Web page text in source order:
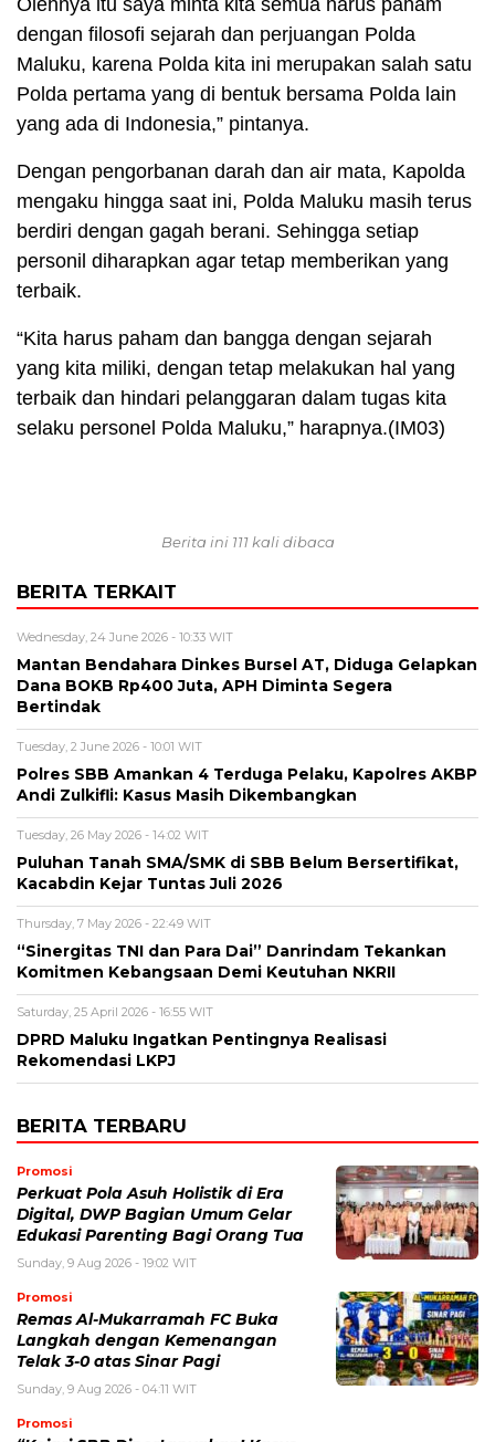
Olehnya itu saya minta kita semua harus paham
dengan filosofi sejarah dan perjuangan Polda
Maluku, karena Polda kita ini merupakan salah satu
Polda pertama yang di bentuk bersama Polda lain
yang ada di Indonesia,” pintanya.
Dengan pengorbanan darah dan air mata, Kapolda
mengaku hingga saat ini, Polda Maluku masih terus
berdiri dengan gagah berani. Sehingga setiap
personil diharapkan agar tetap memberikan yang
terbaik.
“Kita harus paham dan bangga dengan sejarah
yang kita miliki, dengan tetap melakukan hal yang
terbaik dan hindari pelanggaran dalam tugas kita
selaku personel Polda Maluku,” harapnya.(IM03)
Berita ini 111 kali dibaca
BERITA TERKAIT
Wednesday, 24 June 2026 - 10:33 WIT
Mantan Bendahara Dinkes Bursel AT, Diduga Gelapkan
Dana BOKB Rp400 Juta, APH Diminta Segera
Bertindak
Tuesday, 2 June 2026 - 10:01 WIT
Polres SBB Amankan 4 Terduga Pelaku, Kapolres AKBP
Andi Zulkifli: Kasus Masih Dikembangkan
Tuesday, 26 May 2026 - 14:02 WIT
Puluhan Tanah SMA/SMK di SBB Belum Bersertifikat,
Kacabdin Kejar Tuntas Juli 2026
Thursday, 7 May 2026 - 22:49 WIT
“Sinergitas TNI dan Para Dai” Danrindam Tekankan
Komitmen Kebangsaan Demi Keutuhan NKRII ‎
Saturday, 25 April 2026 - 16:55 WIT
DPRD Maluku Ingatkan Pentingnya Realisasi
Rekomendasi LKPJ
BERITA TERBARU
Promosi
Perkuat Pola Asuh Holistik di Era
Digital, DWP Bagian Umum Gelar
Edukasi Parenting Bagi Orang Tua
Sunday, 9 Aug 2026 - 19:02 WIT
Promosi
Remas Al-Mukarramah FC Buka
Langkah dengan Kemenangan
Telak 3-0 atas Sinar Pagi
Sunday, 9 Aug 2026 - 04:11 WIT
Promosi